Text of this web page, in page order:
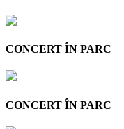
CONCERT ÎN PARC
CONCERT ÎN PARC